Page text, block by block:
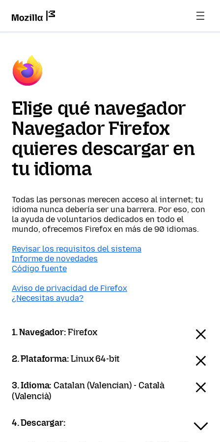
Elige qué navegador
Navegador Firefox
quieres descargar en
tu idioma
Todas las personas merecen acceso al internet; tu
idioma nunca debería ser una barrera. Por eso, con
la ayuda de voluntarios dedicados en todo el
mundo, ofrecemos Firefox en más de 90 idiomas.
Revisar los requisitos del sistema
Informe de novedades
Código fuente
Aviso de privacidad de Firefox
¿Necesitas ayuda?
1. Navegador:Firefox
2. Plataforma:Linux 64-bit
3. Idioma: Catalan (Valencian) - Català
(Valencià)
4. Descargar: